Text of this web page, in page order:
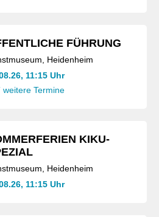
FÜHRUNG
Heidenheim
11:15 Uhr
weitere Termine
KIKU-
Heidenheim
11:15 Uhr